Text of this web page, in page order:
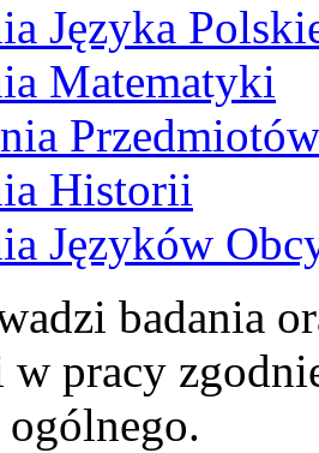
Języka
Matematyki
Historii
Języków
badania
pracy
ogólnego.